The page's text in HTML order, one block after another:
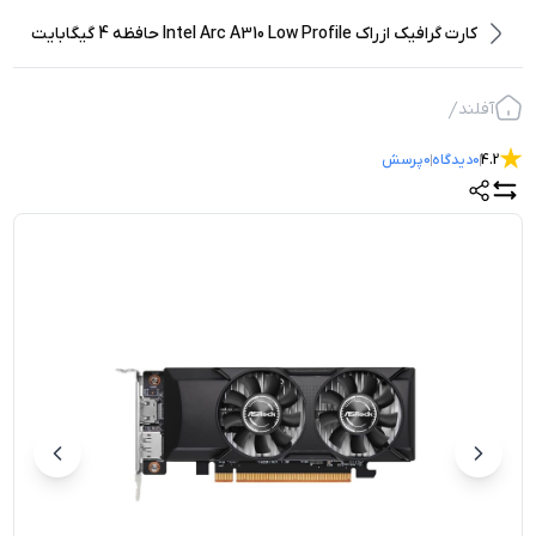
کارت گرافیک ازراک Intel Arc A310 Low Profile حافظه 4 گیگابایت
آفلند
4.2
0دیدگاه0پرسش